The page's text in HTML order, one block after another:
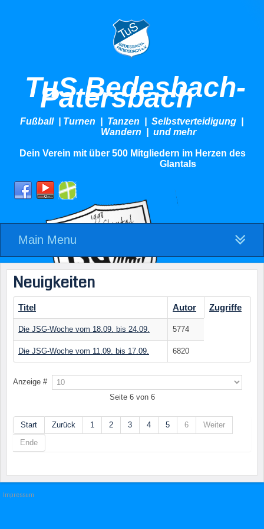
TuS Bedesbach-
Patersbach
Fußball | Turnen | Tanzen | Selbstverteidigung |
Wandern | und mehr
Dein Verein mit über 500 Mitgliedern im Herzen des
Glantals
Main Menu
Neuigkeiten
Titel Autor Zugriffe
Die JSG-Woche vom 18.09. bis 24.09. 5774
Die JSG-Woche vom 11.09. bis 17.09. 6820
Anzeige #
Seite 6 von 6
Start Zurück 1 2 3 4 5 6
Weiter
Ende
Impressum